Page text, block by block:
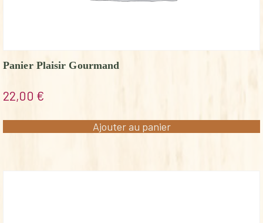
Panier Plaisir Gourmand
22,00 €
Ajouter au panier